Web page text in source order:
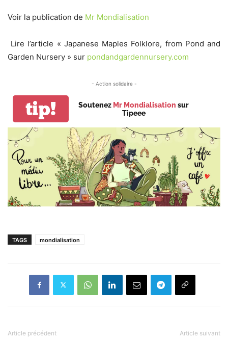
Voir la publication de Mr Mondialisation
Lire l’article « Japanese Maples Folklore, from Pond and
Garden Nursery » sur pondandgardennursery.com
- Action solidaire -
tip! Soutenez Mr Mondialisation sur
Tipeee
TAGS mondialisation
Article précédent Article suivant